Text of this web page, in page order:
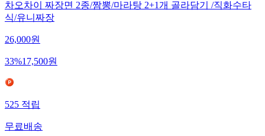
차오차이 짜장면 2종/짬뽕/마라탕 2+1개 골라담기 /직화수타
식/유니짜장
26,000원
33%17,500원
525적립
무료배송